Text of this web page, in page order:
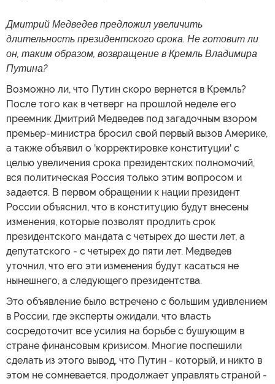
Дмитрий Медведев предложил увеличить
длительность президентского срока. Не готовит ли
он, таким образом, возвращение в Кремль Владимира
Путина?
Возможно ли, что Путин скоро вернется в Кремль?
После того как в четверг на прошлой неделе его
преемник Дмитрий Медведев под загадочным взором
премьер-министра бросил свой первый вызов Америке,
а также объявил о 'корректировке конституции' с
целью увеличения срока президентских полномочий,
вся политическая Россия только этим вопросом и
задается. В первом обращении к нации президент
России объяснил, что в конституцию будут внесены
изменения, которые позволят продлить срок
президентского мандата с четырех до шести лет, а
депутатского - с четырех до пяти лет. Медведев
уточнил, что его эти изменения будут касаться не
нынешнего, а следующего президентства.
Это объявление было встречено с большим удивлением
в России, где эксперты ожидали, что власть
сосредоточит все усилия на борьбе с бушующим в
стране финансовым кризисом. Многие поспешили
сделать из этого вывод, что Путин - который, и никто в
этом не сомневается, продолжает управлять страной -